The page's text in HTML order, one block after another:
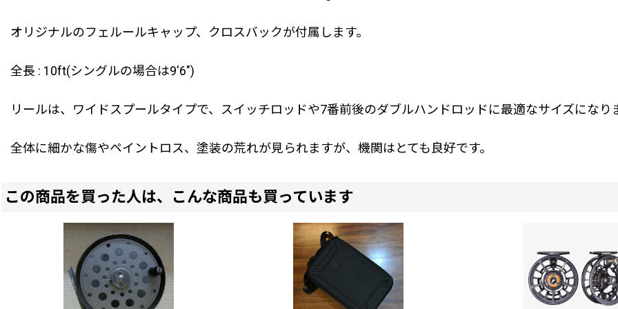
オリジナルのフェルールキャップ、クロスバックが付属します。
全長 : 10ft(シングルの場合は9'6")
リールは、ワイドスプールタイプで、スイッチロッドや7番前後のダブルハンドロッドに最適なサイズになり
全体に細かな傷やペイントロス、塗装の荒れが見られますが、機関はとても良好です。
この商品を買った人は、こんな商品も買っています